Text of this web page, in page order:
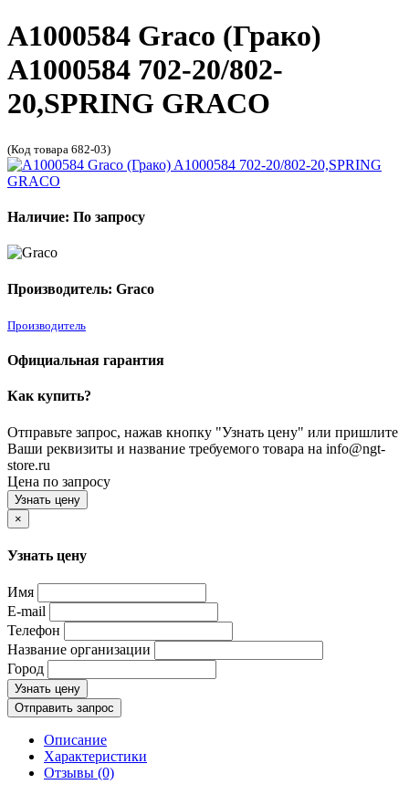
A1000584 Graco (Грако)
A1000584 702-20/802-
20,SPRING GRACO
(Код товара 682-03)
Наличие: По запросу
Производитель: Graco
Производитель
Официальная гарантия
Как купить?
Отправьте запрос, нажав кнопку "Узнать цену" или пришлите
Ваши реквизиты и название требуемого товара на info@ngt-
store.ru
Цена по запросу
Узнать цену
×
Узнать цену
Имя
E-mail
Телефон
Название организации
Город
Узнать цену
Отправить запрос
Описание
Характеристики
Отзывы (0)